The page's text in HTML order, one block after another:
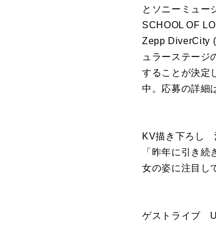
とソニーミュー
SCHOOL OF
Zepp DiverCity
ュラーステージ
することが決定
中。応募の詳細
KV描き下ろし
「昨年に引き
女の姿に注目し
ゲストライブ